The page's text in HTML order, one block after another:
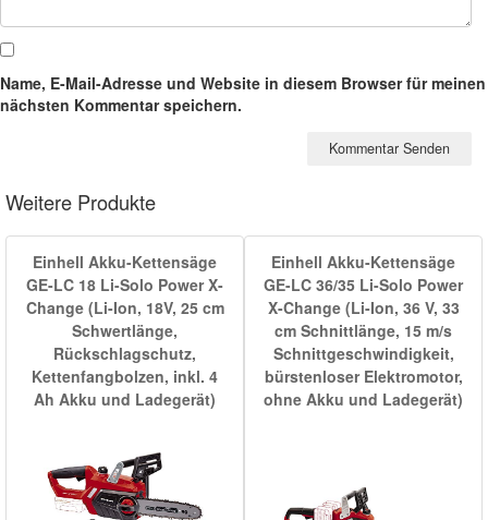
Name, E-Mail-Adresse und Website in diesem Browser für meinen
nächsten Kommentar speichern.
Weitere Produkte
Einhell Akku-Kettensäge
GE-LC 18 Li-Solo Power X-
Change (Li-Ion, 18V, 25 cm
Schwertlänge,
Rückschlagschutz,
Kettenfangbolzen, inkl. 4
Ah Akku und Ladegerät)
Einhell Akku-Kettensäge
GE-LC 36/35 Li-Solo Power
X-Change (Li-Ion, 36 V, 33
cm Schnittlänge, 15 m/s
Schnittgeschwindigkeit,
bürstenloser Elektromotor,
ohne Akku und Ladegerät)